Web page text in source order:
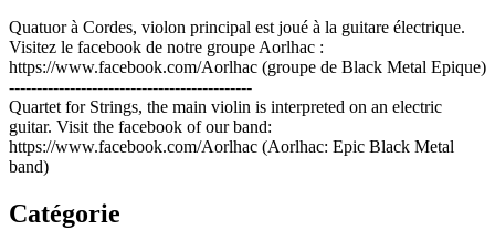
Quatuor à Cordes, violon principal est joué à la guitare électrique.
Visitez le facebook de notre groupe Aorlhac :
https://www.facebook.com/Aorlhac (groupe de Black Metal Epique)
--------------------------------------------
Quartet for Strings, the main violin is interpreted on an electric
guitar. Visit the facebook of our band:
https://www.facebook.com/Aorlhac (Aorlhac: Epic Black Metal
band)
Catégorie